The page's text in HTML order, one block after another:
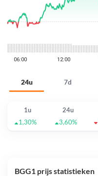
24u 7d
1u 24u
1,30%
3,60%
BGG1 prijs statistieken